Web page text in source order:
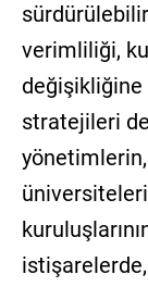
verimliliği,
stratejileri